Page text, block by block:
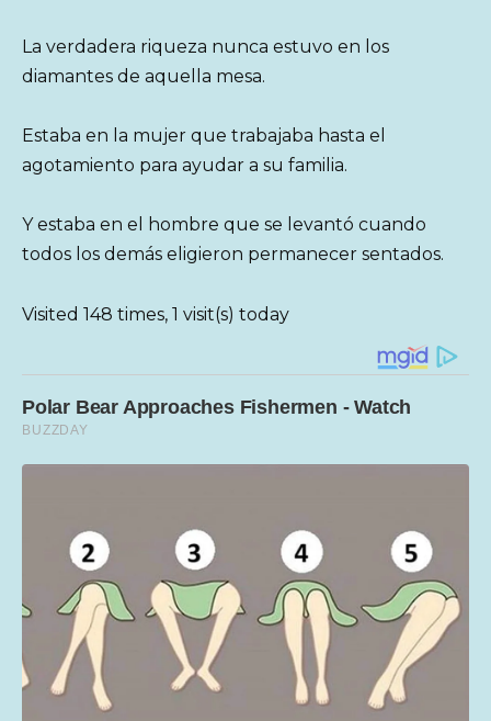
La verdadera riqueza nunca estuvo en los
diamantes de aquella mesa.
Estaba en la mujer que trabajaba hasta el
agotamiento para ayudar a su familia.
Y estaba en el hombre que se levantó cuando
todos los demás eligieron permanecer sentados.
Visited 148 times, 1 visit(s) today